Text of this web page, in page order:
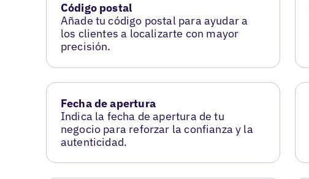
Código postal
Añade tu código postal para ayudar a
los clientes a localizarte con mayor
precisión.
Fecha de apertura
Indica la fecha de apertura de tu
negocio para reforzar la confianza y la
autenticidad.